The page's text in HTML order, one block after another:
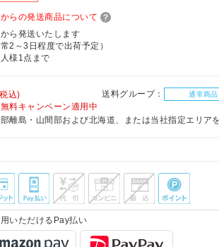
からの発送商品について
から発送いたします
常2～3日程度で出荷予定）
様1点まで
込) 送料グループ： 通常商品
料キャンペーン適用中
離島・山間部および北海道、または当社指定エリア
いただけるPay払い